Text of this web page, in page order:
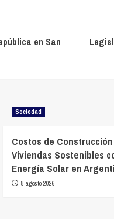
en San
Sociedad
Costos de
Viviendas Sostenibles
Energía Solar en
8 agosto 2026